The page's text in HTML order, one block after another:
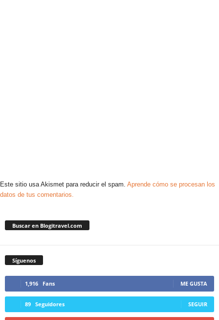
Este sitio usa Akismet para reducir el spam. Aprende cómo se procesan los
datos de tus comentarios.
Buscar en Blogitravel.com
Síguenos
1,916 Fans ME GUSTA
89 Seguidores SEGUIR